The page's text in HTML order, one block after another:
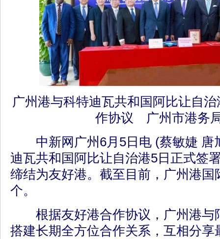
广州港与科特迪瓦共和国阿比让自
作协议 广州市港务
中新网广州6月5日电 (蔡敏婕 唐
迪瓦共和国阿比让自治港5日正式签
缔结为友好港。截至目前，广州港国
个。
根据友好港合作协议，广州港与
搭建长期全方位合作关系，互相分享